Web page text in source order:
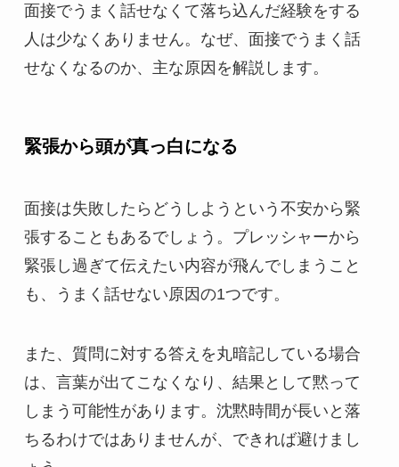
面接でうまく話せなくて落ち込んだ経験をする
人は少なくありません。なぜ、面接でうまく話
せなくなるのか、主な原因を解説します。
緊張から頭が真っ白になる
面接は失敗したらどうしようという不安から緊
張することもあるでしょう。プレッシャーから
緊張し過ぎて伝えたい内容が飛んでしまうこと
も、うまく話せない原因の1つです。
また、質問に対する答えを丸暗記している場合
は、言葉が出てこなくなり、結果として黙って
しまう可能性があります。沈黙時間が長いと落
ちるわけではありませんが、できれば避けまし